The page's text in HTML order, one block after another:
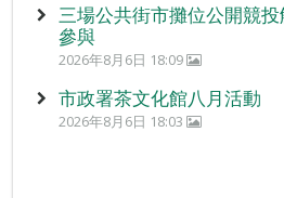
三場公共街市攤位公開競
參與
2026年8月6日 18:09
市政署茶文化館八月活動
2026年8月6日 18:03